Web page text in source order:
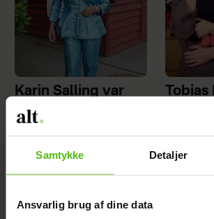
Samtykke Detaljer
Ansvarlig brug af dine data
Karin Salling var
hjemme under
leve i frygt
Tobias